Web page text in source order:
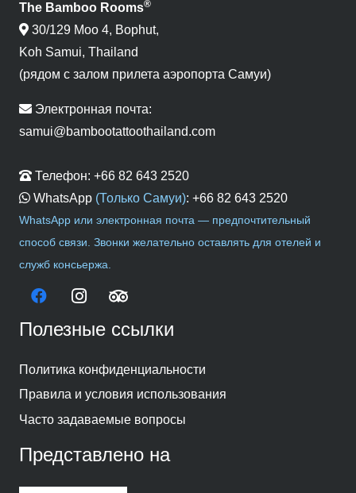
The Bamboo Rooms®
30/129 Moo 4, Bophut,
Koh Samui, Thailand
(рядом с залом прилета аэропорта Самуи)
Электронная почта:
samui@bambootattoothailand.com
Телефон: +66 82 643 2520
WhatsApp (Только Самуи): +66 82 643 2520
WhatsApp или электронная почта — предпочтительный
способ связи. Звонки желательно оставлять для отелей и
служб консьержа.
Полезные ссылки
Политика конфиденциальности
Правила и условия использования
Часто задаваемые вопросы
Представлено на